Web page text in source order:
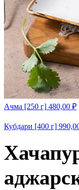
Ачма [250 г] 480,00 ₽
Кубдари [400 г]